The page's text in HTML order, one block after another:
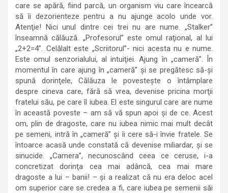
care se apără, fiind parcă, un organism viu care încearcă
să îi dezorienteze pentru a nu ajunge acolo unde vor.
Atenţie! Nici unul dintre cei trei nu are nume. „Stalker”
înseamnă călăuză. „Profesorul” este omul raţional, al lui
„2+2=4”. Celălalt este „Scriitorul”- nici acesta nu e nume.
Este omul senzorialului, al intuiţiei. Ajung în „cameră”. În
momentul în care ajung în „cameră” şi se pregătesc să-şi
spună dorinţele, Călăuza le povesteşte o întâmplare
despre cineva care, fără să vrea, devenise pricina morţii
fratelui său, pe care îl iubea. El este singurul care are nume
în această poveste – am să vă spun apoi şi de ce. Acest
om, plin de dragoste, care nu iubea nimic mai mult decât
pe semeni, intră în „cameră” şi îi cere să-i învie fratele. Se
întoarce acasă unde constată că devenise miliardar, şi se
sinucide. „Camera”, necunoscând ceea ce ceruse, i-a
concretizat dorinţa cea mai adâncă, cea mai mare
dragoste a lui – banii! – şi a realizat că nu era deloc acel
om superior care se credea a fi, care iubea pe semenii săi